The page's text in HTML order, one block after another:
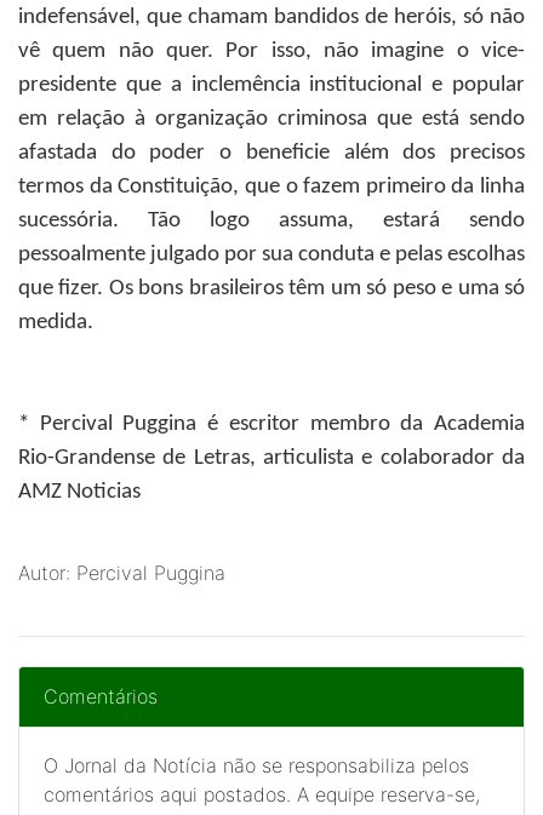
indefensável, que chamam bandidos de heróis, só não
vê quem não quer. Por isso, não imagine o vice-
presidente que a inclemência institucional e popular
em relação à organização criminosa que está sendo
afastada do poder o beneficie além dos precisos
termos da Constituição, que o fazem primeiro da linha
sucessória. Tão logo assuma, estará sendo
pessoalmente julgado por sua conduta e pelas escolhas
que fizer. Os bons brasileiros têm um só peso e uma só
medida.
* Percival Pugginaé escritor membro da Academia
Rio-Grandense de Letras, articulista e colaborador da
AMZ Noticias
Autor: Percival Puggina
Comentários
O Jornal da Notícia não se responsabiliza pelos
comentários aqui postados. A equipe reserva-se,